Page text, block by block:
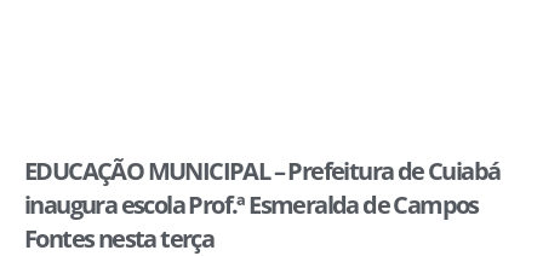
EDUCAÇÃO MUNICIPAL – Prefeitura de Cuiabá
inaugura escola Prof.ª Esmeralda de Campos
Fontes nesta terça